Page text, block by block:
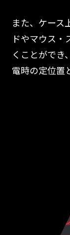
また、ケース
ドやマウス・
くことができ
電時の定位置